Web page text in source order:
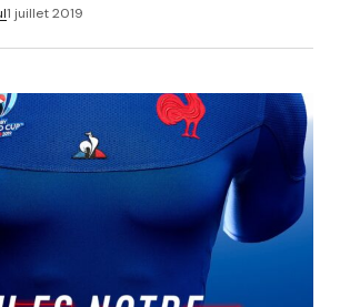
1 juillet 2019